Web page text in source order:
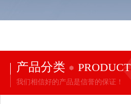
产品分类 PRODUCT
我们相信好的产品是信誉的保证！